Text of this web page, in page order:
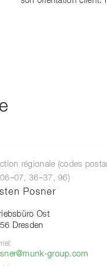
régionale (codes
36–37, 96)
Posner
Ost
Dresden
group.com